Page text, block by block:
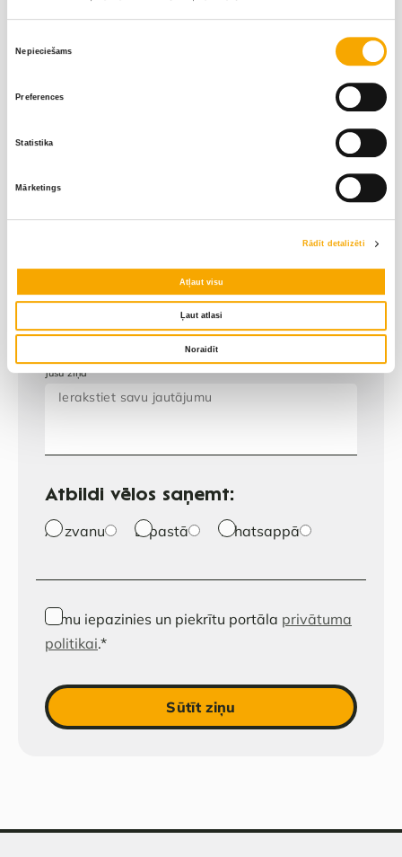
Nepieciešams
Preferences
Statistika
Mārketings
Rādīt detalizēti
Atļaut visu
Ļaut atlasi
Noraidīt
Jūsu ziņa
Atbildi vēlos saņemt:
Ar zvanu E-pastā Whatsappā
Esmu iepazinies un piekrītu portāla privātuma
politikai.*
Sūtīt ziņu